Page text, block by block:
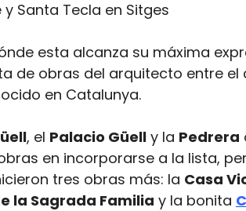
esta alcanza su máxima
de obras del arquitecto entre
en Catalunya.
, el Palacio Güell y la Pedrera
en incorporarse a la lista,
tres obras más: la Casa
la Sagrada Familia y la bonita